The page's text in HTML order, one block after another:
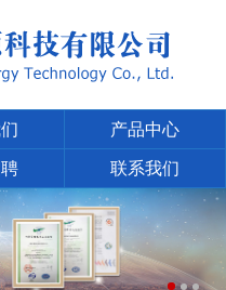
产品中心
联系我们